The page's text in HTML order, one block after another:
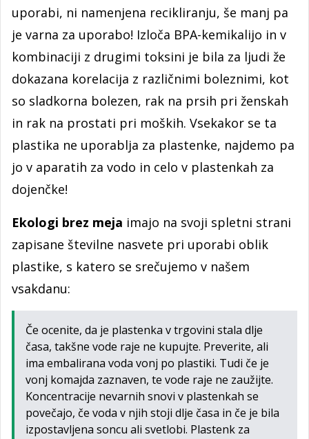
uporabi, ni namenjena recikliranju, še manj pa
je varna za uporabo! Izloča BPA-kemikalijo in v
kombinaciji z drugimi toksini je bila za ljudi že
dokazana korelacija z različnimi boleznimi, kot
so sladkorna bolezen, rak na prsih pri ženskah
in rak na prostati pri moških. Vsekakor se ta
plastika ne uporablja za plastenke, najdemo pa
jo v aparatih za vodo in celo v plastenkah za
dojenčke!
Ekologi brez meja imajo na svoji spletni strani
zapisane številne nasvete pri uporabi oblik
plastike, s katero se srečujemo v našem
vsakdanu:
Če ocenite, da je plastenka v trgovini stala dlje
časa, takšne vode raje ne kupujte. Preverite, ali
ima embalirana voda vonj po plastiki. Tudi če je
vonj komajda zaznaven, te vode raje ne zaužijte.
Koncentracije nevarnih snovi v plastenkah se
povečajo, če voda v njih stoji dlje časa in če je bila
izpostavljena soncu ali svetlobi. Plastenk za